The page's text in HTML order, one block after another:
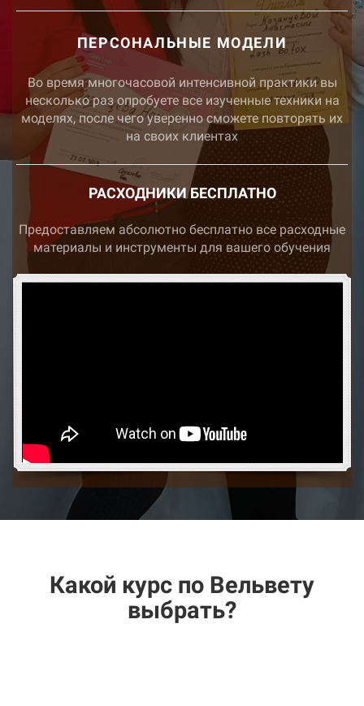
ПЕРСОНАЛЬНЫЕ МОДЕЛИ
Во время многочасовой интенсивной практики вы
несколько раз опробуете все изученные техники на
моделях, после чего уверенно сможете повторять их
на своих клиентах
РАСХОДНИКИ БЕСПЛАТНО
Предоставляем абсолютно бесплатно все расходные
материалы и инструменты для вашего обучения
Какой курс по Вельвету
выбрать?